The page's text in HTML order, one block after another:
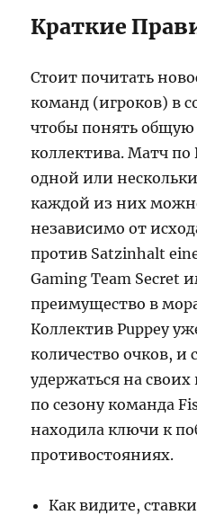
Краткие
Стоит почитать
команд (игроков) в
чтобы понять
коллектива. Матч по
одной или
каждой из них
независимо от
против Satzinhalt
Gaming Team Secret
преимущество в
Коллектив Puppey
количество очков, и
удержаться на
по сезону команда
находила ключи к
противостояниях.
Как видите,